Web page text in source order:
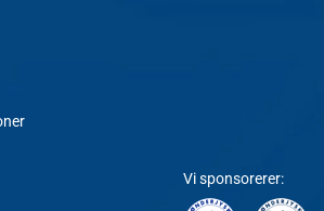
Vi sponsorerer: